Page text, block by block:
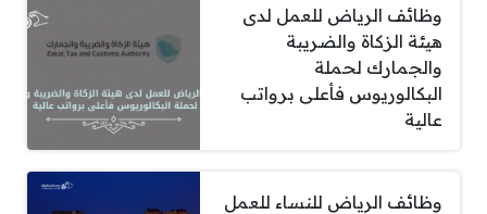
وظائف الرياض للعمل لدى
هيئة الزكاة والضريبة
والجمارك لحملة
البكالوريوس فأعلى برواتب
عالية
وظائف الرياض للنساء للعمل